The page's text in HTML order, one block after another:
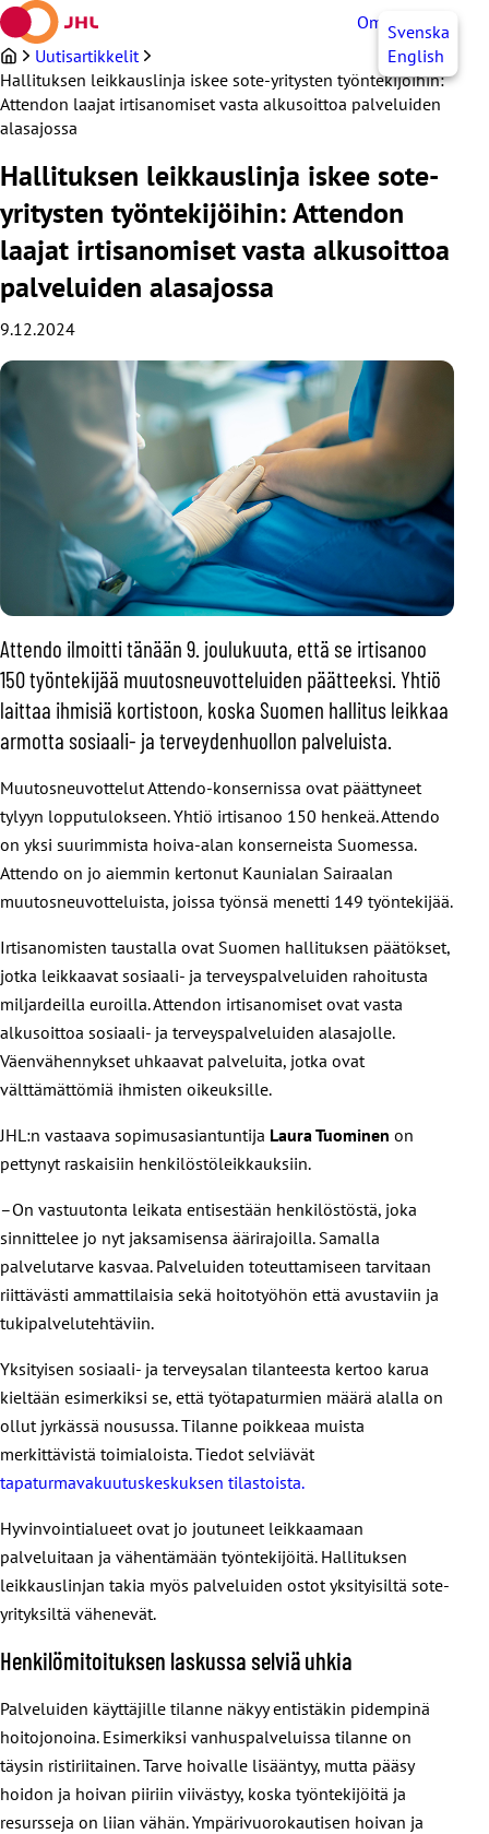
Siirry
sisältöön
OmaJHLSvenska
English
Uutisartikkelit
Hallituksen leikkauslinja iskee sote-yritysten työntekijöihin:
Attendon laajat irtisanomiset vasta alkusoittoa palveluiden
alasajossa
Hallituksen leikkauslinja iskee sote-
yritysten työntekijöihin: Attendon
laajat irtisanomiset vasta alkusoittoa
palveluiden alasajossa
9.12.2024
Attendo ilmoitti tänään 9. joulukuuta, että se irtisanoo
150 työntekijää muutosneuvotteluiden päätteeksi. Yhtiö
laittaa ihmisiä kortistoon, koska Suomen hallitus leikkaa
armotta sosiaali- ja terveydenhuollon palveluista.
Muutosneuvottelut Attendo-konsernissa ovat päättyneet
tylyyn lopputulokseen. Yhtiö irtisanoo 150 henkeä. Attendo
on yksi suurimmista hoiva-alan konserneista Suomessa.
Attendo on jo aiemmin kertonut Kaunialan Sairaalan
muutosneuvotteluista, joissa työnsä menetti 149 työntekijää.
Irtisanomisten taustalla ovat Suomen hallituksen päätökset,
jotka leikkaavat sosiaali- ja terveyspalveluiden rahoitusta
miljardeilla euroilla. Attendon irtisanomiset ovat vasta
alkusoittoa sosiaali- ja terveyspalveluiden alasajolle.
Väenvähennykset uhkaavat palveluita, jotka ovat
välttämättömiä ihmisten oikeuksille.
JHL:n vastaava sopimusasiantuntija Laura Tuominen on
pettynyt raskaisiin henkilöstöleikkauksiin.
–On vastuutonta leikata entisestään henkilöstöstä, joka
sinnittelee jo nyt jaksamisensa äärirajoilla. Samalla
palvelutarve kasvaa. Palveluiden toteuttamiseen tarvitaan
riittävästi ammattilaisia sekä hoitotyöhön että avustaviin ja
tukipalvelutehtäviin.
Yksityisen sosiaali- ja terveysalan tilanteesta kertoo karua
kieltään esimerkiksi se, että työtapaturmien määrä alalla on
ollut jyrkässä nousussa. Tilanne poikkeaa muista
merkittävistä toimialoista. Tiedot selviävät
tapaturmavakuutuskeskuksen tilastoista.
Hyvinvointialueet ovat jo joutuneet leikkaamaan
palveluitaan ja vähentämään työntekijöitä. Hallituksen
leikkauslinjan takia myös palveluiden ostot yksityisiltä sote-
yrityksiltä vähenevät.
Henkilömitoituksen laskussa selviä uhkia
Palveluiden käyttäjille tilanne näkyy entistäkin pidempinä
hoitojonoina. Esimerkiksi vanhuspalveluissa tilanne on
täysin ristiriitainen. Tarve hoivalle lisääntyy, mutta pääsy
hoidon ja hoivan piiriin viivästyy, koska työntekijöitä ja
resursseja on liian vähän. Ympärivuorokautisen hoivan ja